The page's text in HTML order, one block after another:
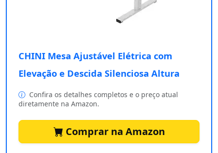
CHINI Mesa Ajustável Elétrica com
Elevação e Descida Silenciosa Altura
Confira os detalhes completos e o preço atual
diretamente na Amazon.
Comprar na Amazon